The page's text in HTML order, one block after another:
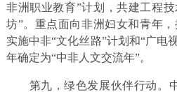
非洲职业教育”计划，共建工程
坊”。重点面向非洲妇女和青年
实施中非“文化丝路”计划和“广电
年确定为“中非人文交流年”。
第九，绿色发展伙伴行动。中